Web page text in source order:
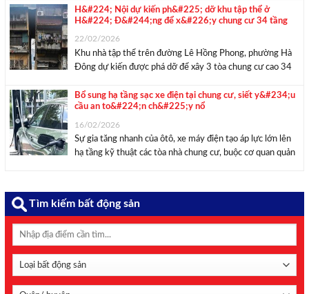
xã Uy Nỗ, Đông Anh ...
H&#224; Nội dự kiến ph&#225; dỡ khu tập thể ở
H&#224; Đ&#244;ng để x&#226;y chung cư 34 tầng
22/02/2026
Khu nhà tập thể trên đường Lê Hồng Phong, phường Hà
Đông dự kiến được phá dỡ để xây 3 tòa chung cư cao 34
hoạch cải tạo, xây dựng lại khu ...
Bổ sung hạ tầng sạc xe điện tại chung cư, siết y&#234;u
cầu an to&#224;n ch&#225;y nổ
16/02/2026
Sự gia tăng nhanh của ôtô, xe máy điện tạo áp lực lớn lên
hạ tầng kỹ thuật các tòa nhà chung cư, buộc cơ quan quản
Tìm kiếm bất động sản